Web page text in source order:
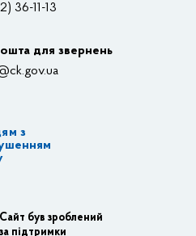
ОДА
ОДА
36-11-13
для звернень
з
Сайт був зроблений
за підтримки